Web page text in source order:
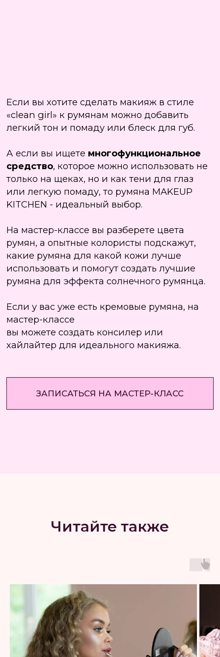
Читайте также
*Meta и ее сервисы (Facebook, Instagram, Threads)
признаны экстремистскими организациями
и запрещены на территории РФ